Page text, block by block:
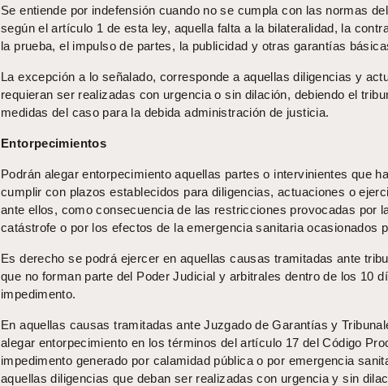
Se entiende por indefensión cuando no se cumpla con las normas
según el artículo 1 de esta ley, aquella falta a la bilateralidad, la
la prueba, el impulso de partes, la publicidad y otras garantías
La excepción a lo señalado, corresponde a aquellas diligencias y
requieran ser realizadas con urgencia o sin dilación, debiendo el
medidas del caso para la debida administración de justicia.
Entorpecimientos
Podrán alegar entorpecimiento aquellas partes o intervinientes que
cumplir con plazos establecidos para diligencias, actuaciones o
ante ellos, como consecuencia de las restricciones provocadas por
catástrofe o por los efectos de la emergencia sanitaria ocasionados
Es derecho se podrá ejercer en aquellas causas tramitadas ante
que no forman parte del Poder Judicial y arbitrales dentro de los 10
impedimento.
En aquellas causas tramitadas ante Juzgado de Garantías y
alegar entorpecimiento en los términos del artículo 17 del Código
impedimento generado por calamidad pública o por emergencia
aquellas diligencias que deban ser realizadas con urgencia y sin